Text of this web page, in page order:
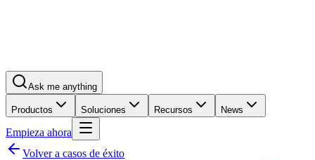
Ask me anything
Productos Soluciones Recursos News
Empieza ahora
Volver a casos de éxito